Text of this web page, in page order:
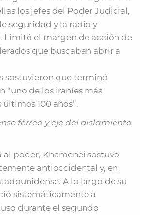
los jefes del Poder Judicial,
seguridad y la radio y
Limitó el margen de acción de
que buscaban abrir a
sostuvieron que terminó
“uno de los iraníes más
100 años”.
férreo y eje del aislamiento
al poder, Khamenei sostuvo
antioccidental y, en
A lo largo de su
sistemáticamente a
durante el segundo